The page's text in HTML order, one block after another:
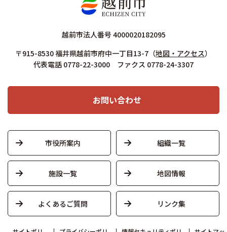
越前市法人番号 4000020182095
〒915-8530 福井県越前市府中一丁目13-7 （地図・アクセス）
代表電話 0778-22-3000 ファクス 0778-24-3307
お問い合わせ
市役所案内 組織一覧
施設一覧 地図情報
よくあるご質問 リンク集